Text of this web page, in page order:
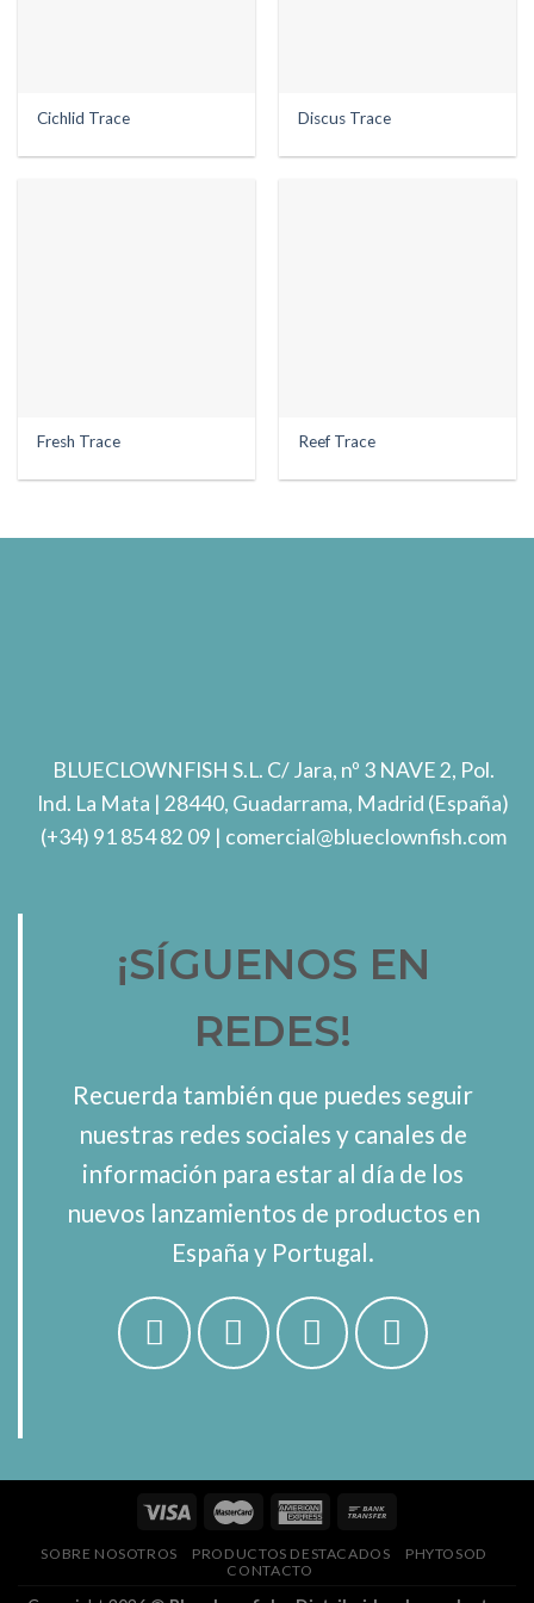
Cichlid Trace Discus Trace
Fresh Trace Reef Trace
BLUECLOWNFISH S.L. C/ Jara, nº 3 NAVE 2, Pol.
Ind. La Mata | 28440, Guadarrama, Madrid (España)
(+34) 91 854 82 09 | comercial@blueclownfish.com
¡SÍGUENOS EN
REDES!
Recuerda también que puedes seguir
nuestras redes sociales y canales de
información para estar al día de los
nuevos lanzamientos de productos en
España y Portugal.
SOBRE NOSOTROS PRODUCTOS DESTACADOS
PHYTOSOD
CONTACTO